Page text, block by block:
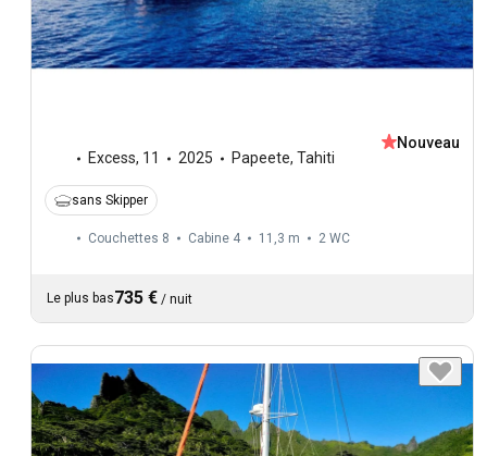
Excess, 11 2025 Papeete, Tahiti
Nouveau
sans Skipper
Couchettes 8 Cabine 4 11,3 m 2 WC
Le plus bas735 € / nuit